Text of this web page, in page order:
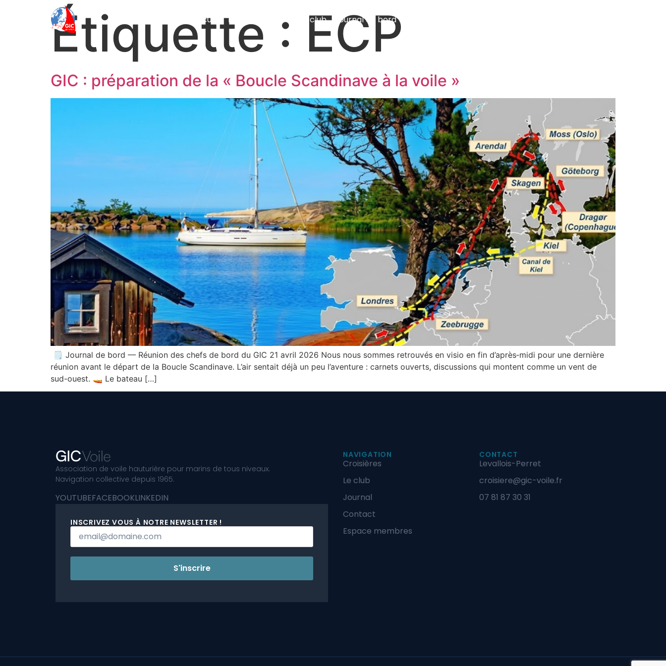
Accueil En mer À terre Le club Journal de bord
Étiquette : ECP
GIC : préparation de la « Boucle Scandinave à la voile »
🗒️ Journal de bord — Réunion des chefs de bord du GIC 21 avril 2026 Nous nous sommes retrouvés en visio en fin d’après‑midi pour une dernière
réunion avant le départ de la Boucle Scandinave. L’air sentait déjà un peu l’aventure : carnets ouverts, discussions qui montent comme un vent de
sud-ouest. 🚤 Le bateau […]
Association de voile hauturière pour marins de tous niveaux.
Navigation collective depuis 1965.
YOUTUBEFACEBOOKLINKEDIN
INSCRIVEZ VOUS À NOTRE NEWSLETTER !
S'inscrire
NAVIGATION
Croisières
Le club
Journal
Contact
Espace membres
CONTACT
Levallois-Perret
croisiere@gic-voile.fr
07 81 87 30 31